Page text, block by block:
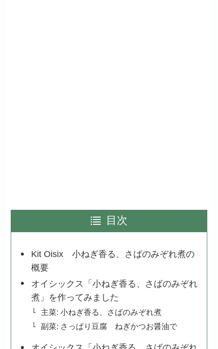
目次
Kit Oisix 小ねぎ香る、さばのみぞれ煮の
概要
オイシックス「小ねぎ香る、さばのみぞれ
煮」を作ってみました
主菜: 小ねぎ香る、さばのみぞれ煮
副菜: さっぱり豆腐 ねぎかつお醤油で